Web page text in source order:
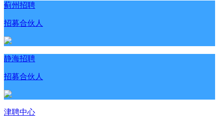
蓟州招聘
招募合伙人
静海招聘
招募合伙人
津聘中心